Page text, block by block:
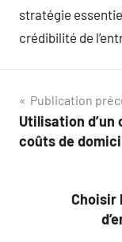
stratégie
crédibilité de
de
Publication
Utilisation
coûts de
Choisir